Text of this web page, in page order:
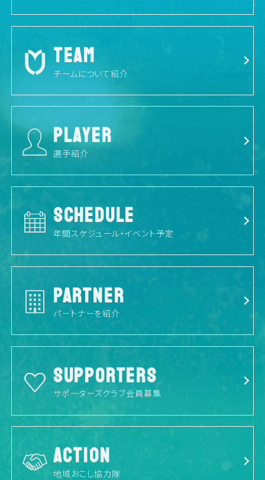
TEAM
チームについて紹介
PLAYER
選手紹介
SCHEDULE
年間スケジュール・イベント予定
PARTNER
パートナーを紹介
SUPPORTERS
サポーターズクラブ会員募集
ACTION
地域おこし協力隊